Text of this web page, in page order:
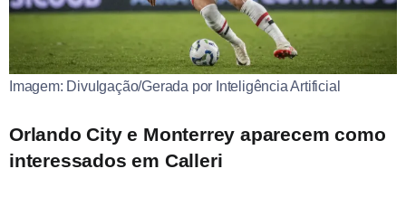
Imagem: Divulgação/Gerada por Inteligência Artificial
Orlando City e Monterrey aparecem como
interessados em Calleri